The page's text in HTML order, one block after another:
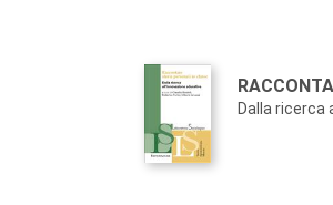
Autori:
Titolo:
Dalla ricerca